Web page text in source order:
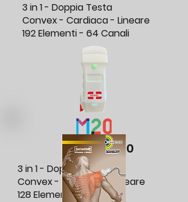
3 in 1 - Doppia Testa
Convex - Cardiaca - Lineare
192 Elementi - 64 Canali
Sonda M20
3 in 1 - Doppia Testa
Convex - Cardiaca - Lineare
128 Elementi -32 Canali